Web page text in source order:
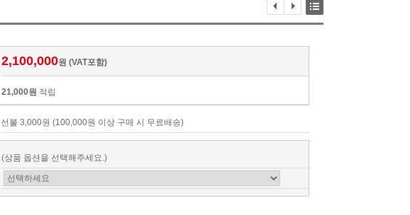
2,100,000원 (VAT포함)
21,000원 적립
선불 3,000원 (100,000원 이상 구매 시 무료배송)
(상품 옵션을 선택해주세요.)